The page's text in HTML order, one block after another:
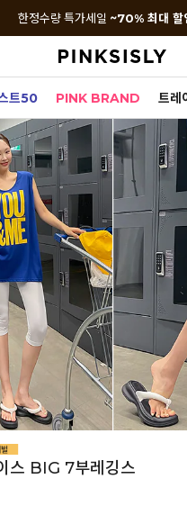
한정수량 특가세일 ~70% 최대 할
트50 PINK BRAND 트레
스 BIG 7부레깅스